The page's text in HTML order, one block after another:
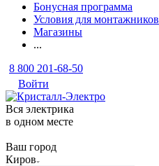
Бонусная программа
Условия для монтажников
Магазины
...
8 800 201-68-50
Войти
Вся электрика
в одном месте
Ваш город
Киров